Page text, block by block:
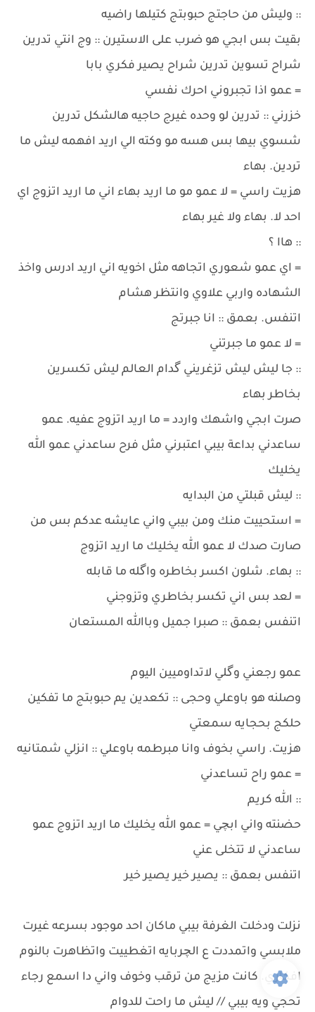
:: وليش من حاجتج حبوبتج كتيلها راضيه
بقيت بس ابجي هو ضرب على الاستيرن :: وج انتي تدرين
شراح تسوين تدرين شراح يصير فكري بابا
= عمو اذا تجبروني احرك نفسي
خزرني :: تدرين لو وحده غيرج حاجيه هالشكل تدرين
شسوي بيها بس هسه مو وكته الي اريد افهمه ليش ما
تردين. بهاء
هزيت راسي = لا عمو مو ما اريد بهاء اني ما اريد اتزوج اي
احد لا. بهاء ولا غير بهاء
:: هاا ؟
= اي عمو شعوري اتجاهه مثل اخويه اني اريد ادرس واخذ
الشهاده واربي علاوي وانتظر هشام
اتنفس. بعمق :: انا جبرتج
= لا عمو ما جبرتني
:: جا ليش ليش تزغريني گدام العالم ليش تكسرين
بخاطر بهاء
صرت ابجي واشهك واردد = ما اريد اتزوج عفيه. عمو
ساعدني بداعة بيبي اعتبرني مثل فرح ساعدني عمو الله
يخليك
:: ليش قبلتي من البدايه
= استحييت منك ومن بيبي واني عايشه عدكم بس من
صارت صدك لا عمو الله يخليك ما اريد اتزوج
:: بهاء. شلون اكسر بخاطره واگله ما قابله
= لعد بس اني تكسر بخاطري وتزوجني
اتنفس بعمق :: صبرا جميل وباالله المستعان
عمو رجعني وگلي لاتداوميين اليوم
وصلنه هو باوعلي وحجى :: تكعدين يم حبوبتج ما تفكين
حلكج بحجايه سمعتي
هزيت. راسي بخوف وانا مبرطمه باوعلي :: انزلي شمتانيه
= عمو راح تساعدني
:: الله كريم
حضنته واني ابچي = عمو الله يخليك ما اريد اتزوج عمو
ساعدني لا تتخلى عني
اتنفس بعمق :: يصير خير يصير خير
نزلت ودخلت الغرفة بيبي ماكان احد موجود بسرعه غيرت
ملابسي واتمددت ع الچربايه اتغطييت واتظاهرت بالنوم
افكاري. كانت مزيج من ترقب وخوف واني دا اسمع رجاء
تحجي ويه بيبي // ليش ما راحت للدوام